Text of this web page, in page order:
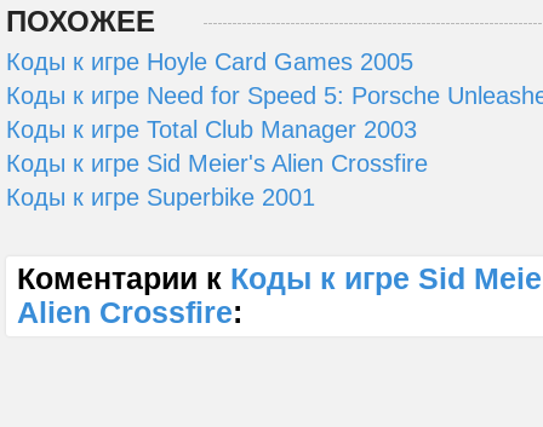
ПОХОЖЕЕ
Коды к игре Hoyle Card Games 2005
Коды к игре Need for Speed 5: Porsche
Коды к игре Total Club Manager 2003
Коды к игре Sid Meier's Alien Crossfire
Коды к игре Superbike 2001
Коментарии к Коды к игре Sid
Alien Crossfire: